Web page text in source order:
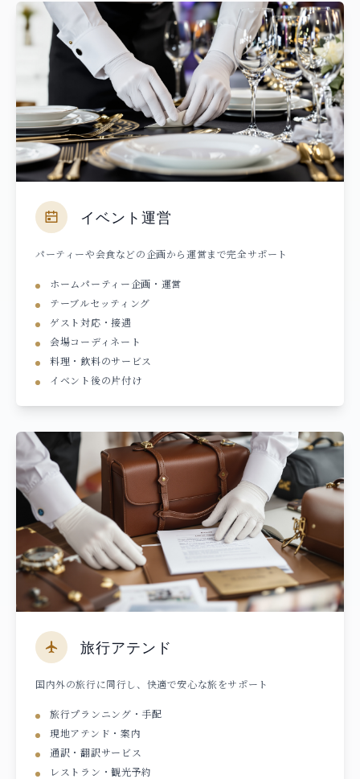
イベント運営
パーティーや会食などの企画から運営まで完全サポート
ホームパーティー企画・運営
テーブルセッティング
ゲスト対応・接遇
会場コーディネート
料理・飲料のサービス
イベント後の片付け
旅行アテンド
国内外の旅行に同行し、快適で安心な旅をサポート
旅行プランニング・手配
現地アテンド・案内
通訳・翻訳サービス
レストラン・観光予約